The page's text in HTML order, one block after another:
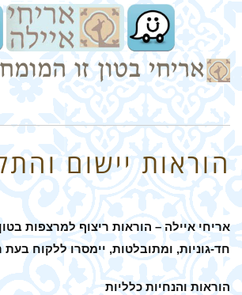
הוראות יישום
אריחי איילה – הוראות ריצוף למרצפות
חד-גוניות, ומתובלטות, יימסרו ללקוח
הוראות והנחיות כלליות